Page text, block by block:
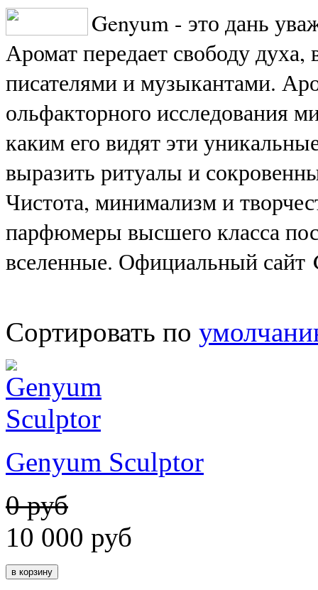
Genyum - это дань
Аромат передает свободу
писателями и музыкантами.
ольфакторного исследования
каким его видят эти
выразить ритуалы и
Чистота, минимализм и
парфюмеры высшего класса
вселенные. Официальный сайт
Сортировать по
Genyum Sculptor
0 руб
10 000 руб